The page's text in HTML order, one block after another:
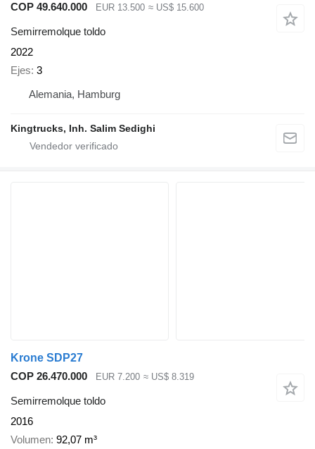
COP 49.640.000
EUR 13.500 ≈ US$ 15.600
Semirremolque toldo
2022
Ejes 3
Alemania, Hamburg
Kingtrucks, Inh. Salim Sedighi
Krone SDP27
COP 26.470.000
EUR 7.200 ≈ US$ 8.319
Semirremolque toldo
2016
Volumen 92,07 m³